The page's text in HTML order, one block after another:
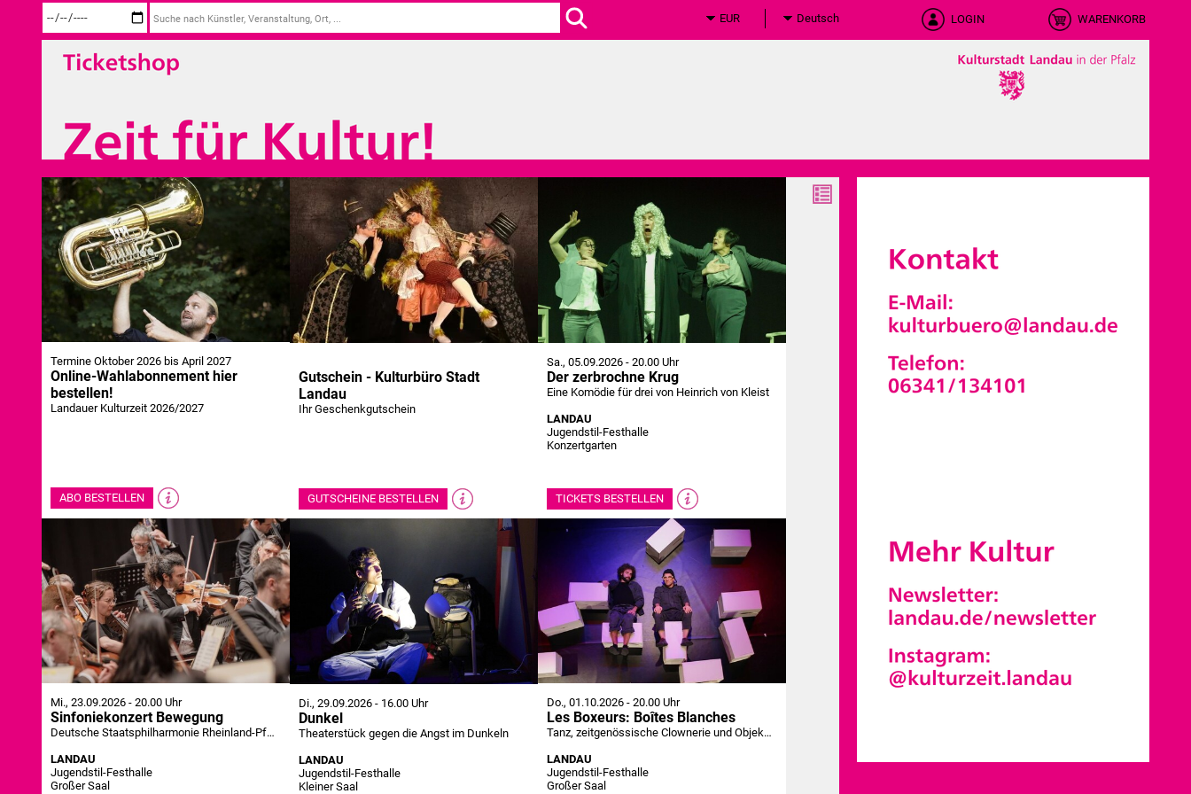
Termine Oktober 2026 bis April 2027
Online-Wahlabonnement hier
bestellen!
Landauer Kulturzeit 2026/2027
ABO BESTELLEN
Gutschein - Kulturbüro Stadt
Landau
Ihr Geschenkgutschein
GUTSCHEINE BESTELLEN
Sa., 05.09.2026 - 20.00 Uhr
Der zerbrochne Krug
Eine Komödie für drei von Heinrich von Kleist
TICKETS BESTELLEN
LANDAU
Jugendstil-Festhalle
Konzertgarten
Mi., 23.09.2026 - 20.00 Uhr
Sinfoniekonzert Bewegung
Deutsche Staatsphilharmonie Rheinland-Pfalz
LANDAU
Jugendstil-Festhalle
Großer Saal
Di., 29.09.2026 - 16.00 Uhr
Dunkel
Theaterstück gegen die Angst im Dunkeln
LANDAU
Jugendstil-Festhalle
Kleiner Saal
Do., 01.10.2026 - 20.00 Uhr
Les Boxeurs: Boîtes Blanches
Tanz, zeitgenössische Clownerie und Objekttheater
LANDAU
Jugendstil-Festhalle
Großer Saal
WARENKORB
LOGIN